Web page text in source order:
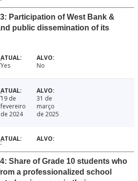
Participation of West Bank &
public dissemination of its
Yes No
19 de
fevereiro
de 2024
31 de
março
de 2025
Share of Grade 10 students who
a professionalized school